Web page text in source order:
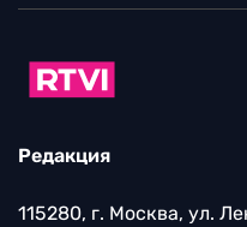
Редакция
115280, г. Москва, ул.